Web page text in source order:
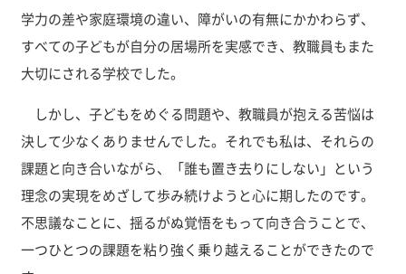
学力の差や家庭環境の違い、障がいの有無にかかわらず、
すべての子どもが自分の居場所を実感でき、教職員もまた
大切にされる学校でした。
しかし、子どもをめぐる問題や、教職員が抱える苦悩は
決して少なくありませんでした。それでも私は、それらの
課題と向き合いながら、「誰も置き去りにしない」という
理念の実現をめざして歩み続けようと心に期したのです。
不思議なことに、揺るがぬ覚悟をもって向き合うことで、
一つひとつの課題を粘り強く乗り越えることができたので